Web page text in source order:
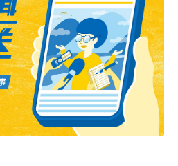
廟的主神清水祖師為例，生前
禪宗得道高僧，辭世之後逐漸
溪鐵觀音的保護神。佛教的高
生，一生都在宣揚佛家慈愛護
殺豬公來祭拜祂，年年都有十
死，並在生前遭受禁錮虐養。
虔誠敬拜，卻「